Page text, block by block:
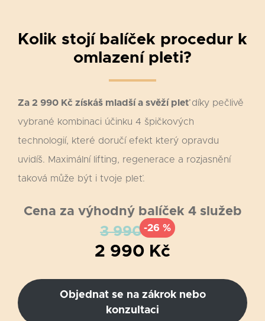
Kolik stojí balíček procedur k
omlazení pleti?
Za 2 990 Kč získáš mladší a svěží pleťdíky pečlivě
vybrané kombinaci účinku 4 špičkových
technologií, které doručí efekt který opravdu
uvidíš. Maximální lifting, regenerace a rozjasnění
taková může být i tvoje pleť.
Cena za výhodný balíček 4 služeb
3 990 Kč
-26 %
2 990 Kč
Objednat se na zákrok nebo
konzultaci